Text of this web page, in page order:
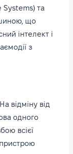
Systems) та
що
інтелект і
з
На відміну від
одного
всієї